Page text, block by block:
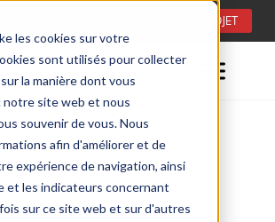
les cookies sur votre
sont utilisés pour collecter
la manière dont vous
notre site web et nous
souvenir de vous. Nous
afin d'améliorer et de
expérience de navigation, ainsi
et les indicateurs concernant
sur ce site web et sur d'autres
CONSULTATION DE PROJET